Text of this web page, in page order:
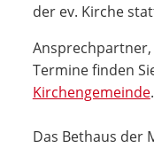
der ev. Kirche
Termine finden
Kirchengemeinde.
Das Bethaus der